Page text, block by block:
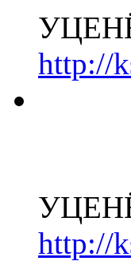
http://
http://